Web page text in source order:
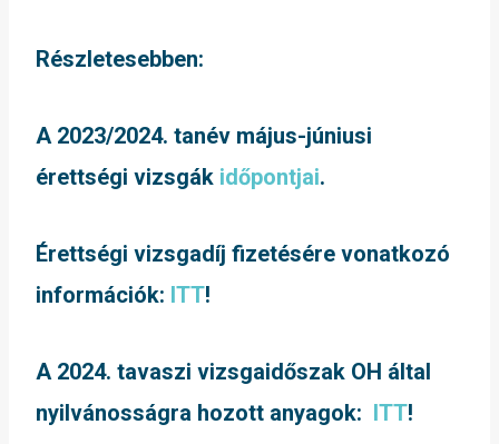
Részletesebben:
A 2023/2024. tanév május-júniusi
érettségi vizsgák időpontjai.
Érettségi vizsgadíj fizetésére vonatkozó
információk: ITT!
A 2024. tavaszi vizsgaidőszak OH által
nyilvánosságra hozott anyagok: ITT!